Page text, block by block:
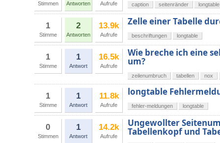
Stimmen Antworten Aufrufe caption seitenränder longtable
1
Stimme
2
Antworten
13.9k
Aufrufe
Zelle einer Tabelle
beschriftungen longtable
1
Stimme
1
Antwort
16.5k
Aufrufe
Wie breche ich eine
um?
zeilenumbruch tabellen nox
1
Stimme
1
Antwort
11.8k
Aufrufe
longtable
fehler-meldungen longtable
0
Stimmen
1
Antwort
14.2k
Aufrufe
Ungewollter
Tabellenkopf und